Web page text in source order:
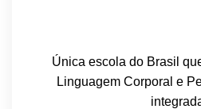
Única escola do Brasil
Linguagem Corporal e